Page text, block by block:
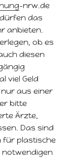
-nrw.de
das
anbieten.
ob es
diesen
viel Geld
aus einer
bitte
Ärzte,
Das sind
für plastische
notwendigen